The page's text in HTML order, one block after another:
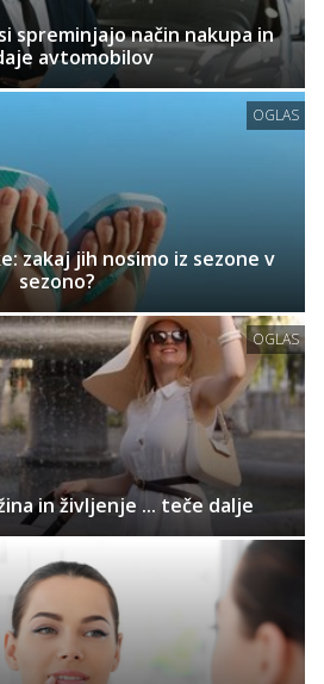
spreminjajo način nakupa in
avtomobilov
OGLAS
zakaj jih nosimo iz sezone v
sezono?
OGLAS
in življenje ... teče dalje